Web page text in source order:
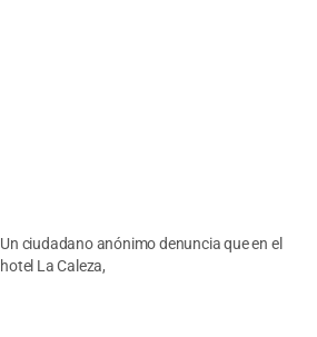
Un ciudadano anónimo denuncia que en el
hotel La Caleza,